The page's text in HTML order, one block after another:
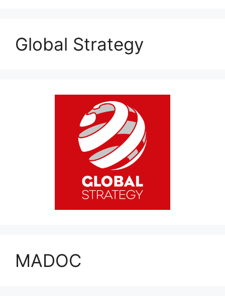
Global Strategy
MADOC